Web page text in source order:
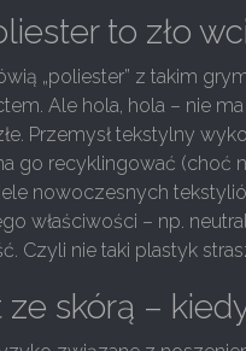
to zło
„poliester” z takim
Ale hola, hola – nie
Przemysł tekstylny
go recyklingować (choć
nowoczesnych
właściwości – np.
Czyli nie taki plastyk
ze skórą –